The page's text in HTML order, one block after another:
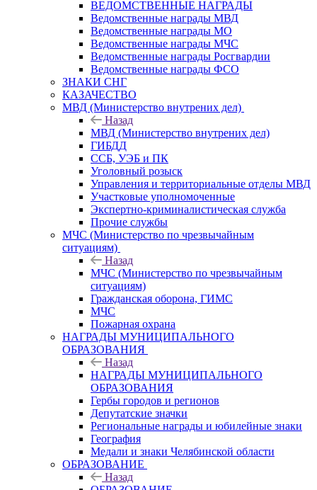
ВЕДОМСТВЕННЫЕ НАГРАДЫ
Ведомственные награды МВД
Ведомственные награды МО
Ведомственные награды МЧС
Ведомственные награды Росгвардии
Ведомственные награды ФСО
ЗНАКИ СНГ
КАЗАЧЕСТВО
МВД (Министерство внутрених дел)
Назад
МВД (Министерство внутрених дел)
ГИБДД
ССБ, УЭБ и ПК
Уголовный розыск
Управления и территориальные отделы МВД
Участковые уполномоченные
Экспертно-криминалистическая служба
Прочие службы
МЧС (Министерство по чрезвычайным
ситуациям)
Назад
МЧС (Министерство по чрезвычайным
ситуациям)
Гражданская оборона, ГИМС
МЧС
Пожарная охрана
НАГРАДЫ МУНИЦИПАЛЬНОГО
ОБРАЗОВАНИЯ
Назад
НАГРАДЫ МУНИЦИПАЛЬНОГО
ОБРАЗОВАНИЯ
Гербы городов и регионов
Депутатские значки
Региональные награды и юбилейные знаки
География
Медали и знаки Челябинской области
ОБРАЗОВАНИЕ
Назад